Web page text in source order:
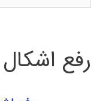
س
ج
رفع